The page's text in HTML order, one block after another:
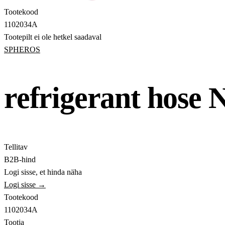
Tootekood
1102034A
Tootepilt ei ole hetkel saadaval
SPHEROS
refrigerant hose
Tellitav
B2B-hind
Logi sisse, et hinda näha
Logi sisse →
Tootekood
1102034A
Tootja